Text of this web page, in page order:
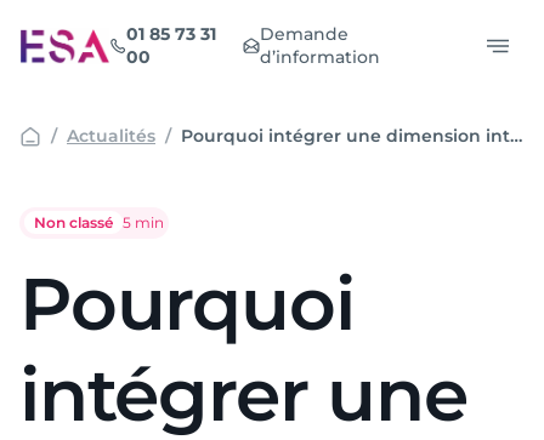
au
contenu
01 85 73 31
00
Demande
d’information
Actualités Pourquoi intégrer une dimension internationale dans une formation en banque et assurance ?
Non classé Temps de lecture :
5 min
Pourquoi
intégrer une